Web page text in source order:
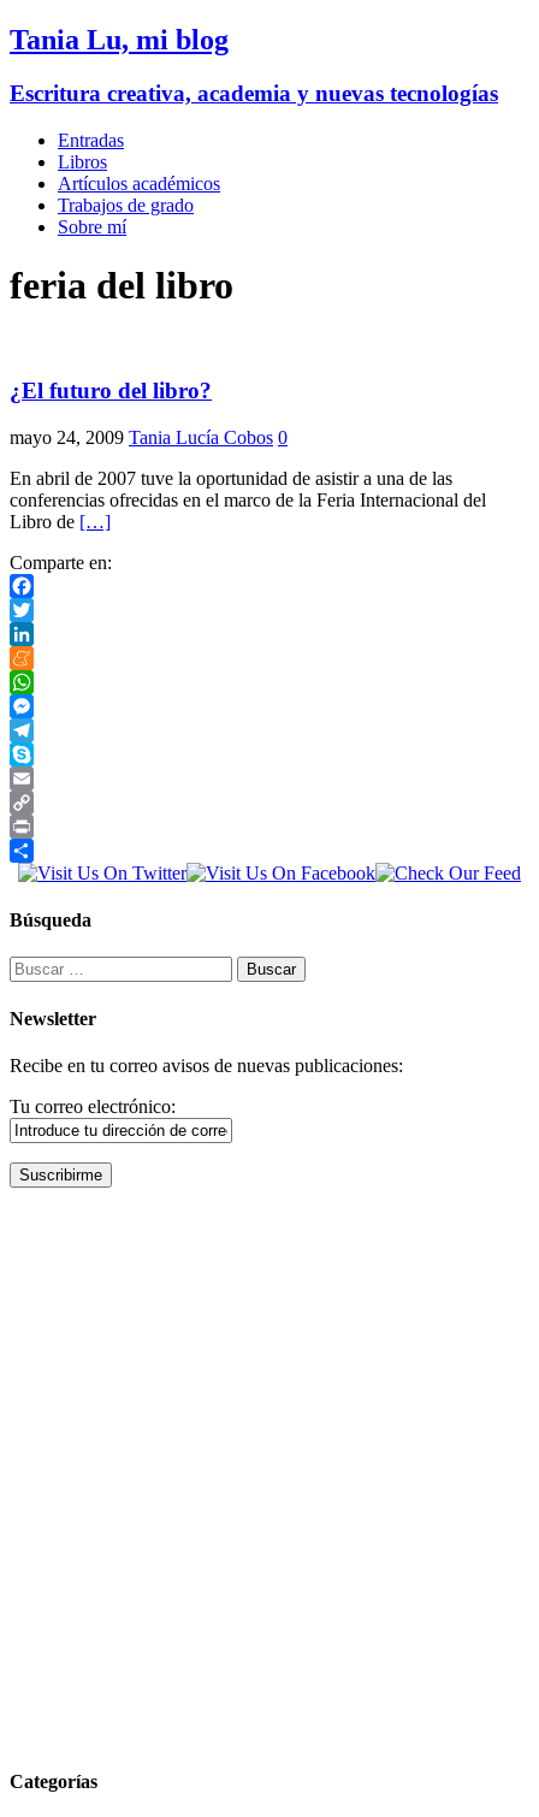
Tania Lu, mi blog
Escritura creativa, academia y nuevas tecnologías
Entradas
Libros
Artículos académicos
Trabajos de grado
Sobre mí
feria del libro
¿El futuro del libro?
mayo 24, 2009 Tania Lucía Cobos 0
En abril de 2007 tuve la oportunidad de asistir a una de las
conferencias ofrecidas en el marco de la Feria Internacional del
Libro de […]
Comparte en:
Facebook
Twitter
LinkedIn
Meneame
WhatsApp
Messenger
Telegram
Skype
Email
Copy
Link
Print
Compartir
Búsqueda
Buscar:
Newsletter
Recibe en tu correo avisos de nuevas publicaciones:
Tu correo electrónico:
Categorías